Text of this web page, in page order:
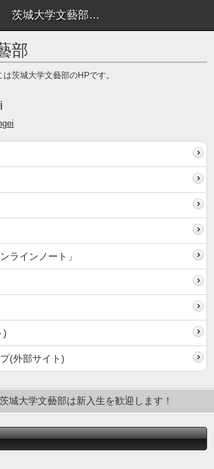
茨城大学文藝部は新入生を歓迎します！ | イベント
部
茨城大学文藝部のHPです。
ラインノート」
)
(外部サイト)
茨城大学文藝部は新入生を歓迎します！